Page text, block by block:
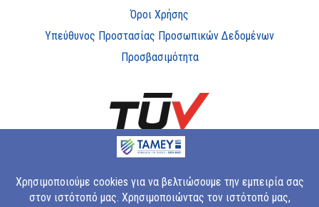
Όροι Χρήσης
Υπεύθυνος Προστασίας Προσωπικών Δεδομένων
Προσβασιμότητα